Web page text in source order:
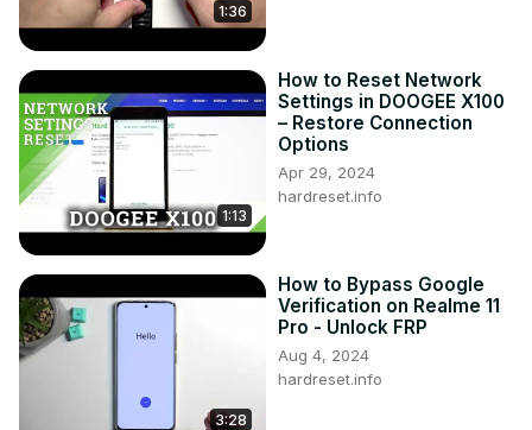
1:36
1:13
How to Reset Network
Settings in DOOGEE X100
– Restore Connection
Options
Apr 29, 2024
hardreset.info
3:28
How to Bypass Google
Verification on Realme 11
Pro - Unlock FRP
Aug 4, 2024
hardreset.info